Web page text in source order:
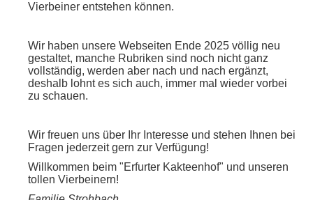
Vierbeiner entstehen können.
Wir haben unsere Webseiten Ende 2025 völlig neu
gestaltet, manche Rubriken sind noch nicht ganz
vollständig, werden aber nach und nach ergänzt,
deshalb lohnt es sich auch, immer mal wieder vorbei
zu schauen.
Wir freuen uns über Ihr Interesse und stehen Ihnen bei
Fragen jederzeit gern zur Verfügung!
Willkommen beim "Erfurter Kakteenhof" und unseren
tollen Vierbeinern!